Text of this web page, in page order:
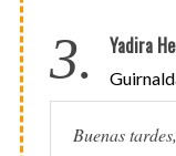
3. Yadira
Buenas